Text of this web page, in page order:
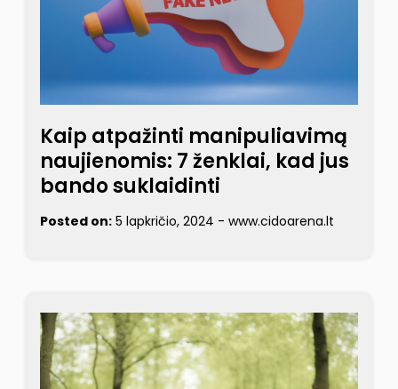
Kaip atpažinti manipuliavimą
naujienomis: 7 ženklai, kad jus
bando suklaidinti
Posted on: 5 lapkričio, 2024 - www.cidoarena.lt